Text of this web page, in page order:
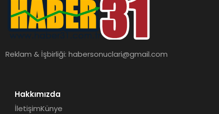
Reklam & İşbirliği:habersonuclari@gmail.com
Hakkımızda
İletişimKünye